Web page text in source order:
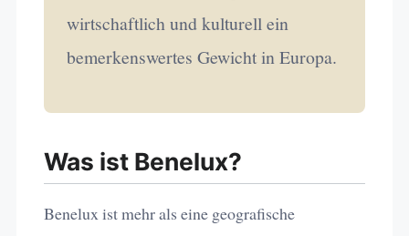
wirtschaftlich und kulturell ein
bemerkenswertes Gewicht in Europa.
Was ist Benelux?
Benelux ist mehr als eine geografische